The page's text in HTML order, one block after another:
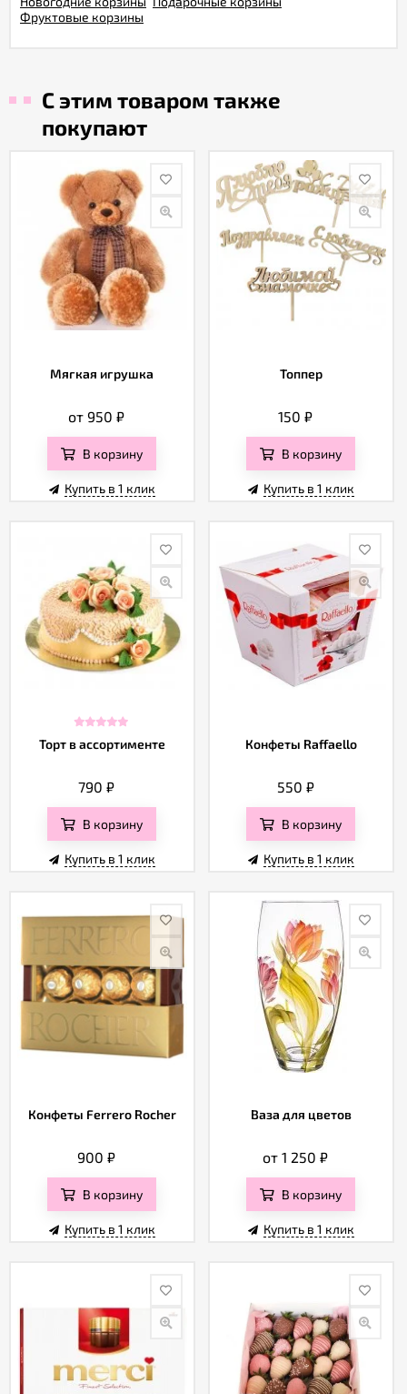
Фруктовые корзины
С этим товаром также
покупают
Мягкая игрушка
от 950₽
В корзину
Купить в 1 клик
Топпер
150₽
В корзину
Купить в 1 клик
Торт в ассортименте
790₽
В корзину
Купить в 1 клик
Конфеты Raffaello
550 ₽
В корзину
Купить в 1 клик
Конфеты Ferrero Rocher
900₽
В корзину
Купить в 1 клик
Ваза для цветов
от 1 250₽
В корзину
Купить в 1 клик